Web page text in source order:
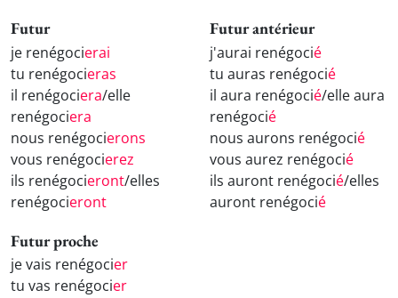
Futur
je renégocierai
tu renégocieras
il renégociera/elle
renégociera
nous renégocierons
vous renégocierez
ils renégocieront/elles
renégocieront
Futur antérieur
j'aurai renégocié
tu auras renégocié
il aura renégocié/elle aura
renégocié
nous aurons renégocié
vous aurez renégocié
ils auront renégocié/elles
auront renégocié
Futur proche
je vais renégocier
tu vas renégocier